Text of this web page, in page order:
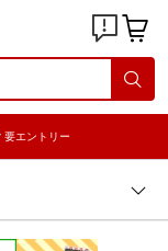
要エントリー